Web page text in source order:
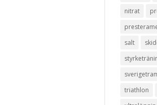
nitrat
salt
triathlon